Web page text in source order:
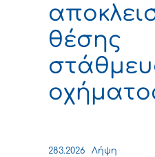
θέσης
283.2026 Λήψη